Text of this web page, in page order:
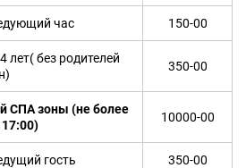
час 150-00
лет( без родителей
350-00
СПА зоны (не более
17:00)
10000-00
гость 350-00